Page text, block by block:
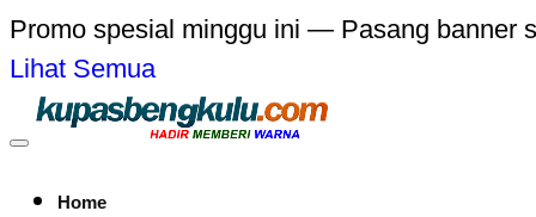
Promo spesial minggu ini — Pasang banner
Lihat Semua
Home